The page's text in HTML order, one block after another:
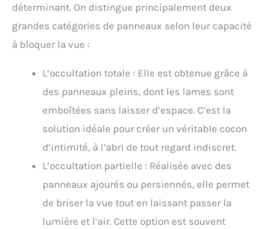
déterminant. On distingue principalement deux
grandes catégories de panneaux selon leur capacité
à bloquer la vue :
L’occultation totale : Elle est obtenue grâce à
des panneaux pleins, dont les lames sont
emboîtées sans laisser d’espace. C’est la
solution idéale pour créer un véritable cocon
d’intimité, à l’abri de tout regard indiscret.
L’occultation partielle : Réalisée avec des
panneaux ajourés ou persiennés, elle permet
de briser la vue tout en laissant passer la
lumière et l’air. Cette option est souvent